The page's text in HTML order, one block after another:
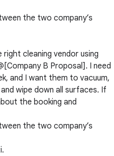
the two company’s
cleaning vendor using
B Proposal]. I need
and I want them to vacuum,
wipe down all surfaces. If
the booking and
the two company’s